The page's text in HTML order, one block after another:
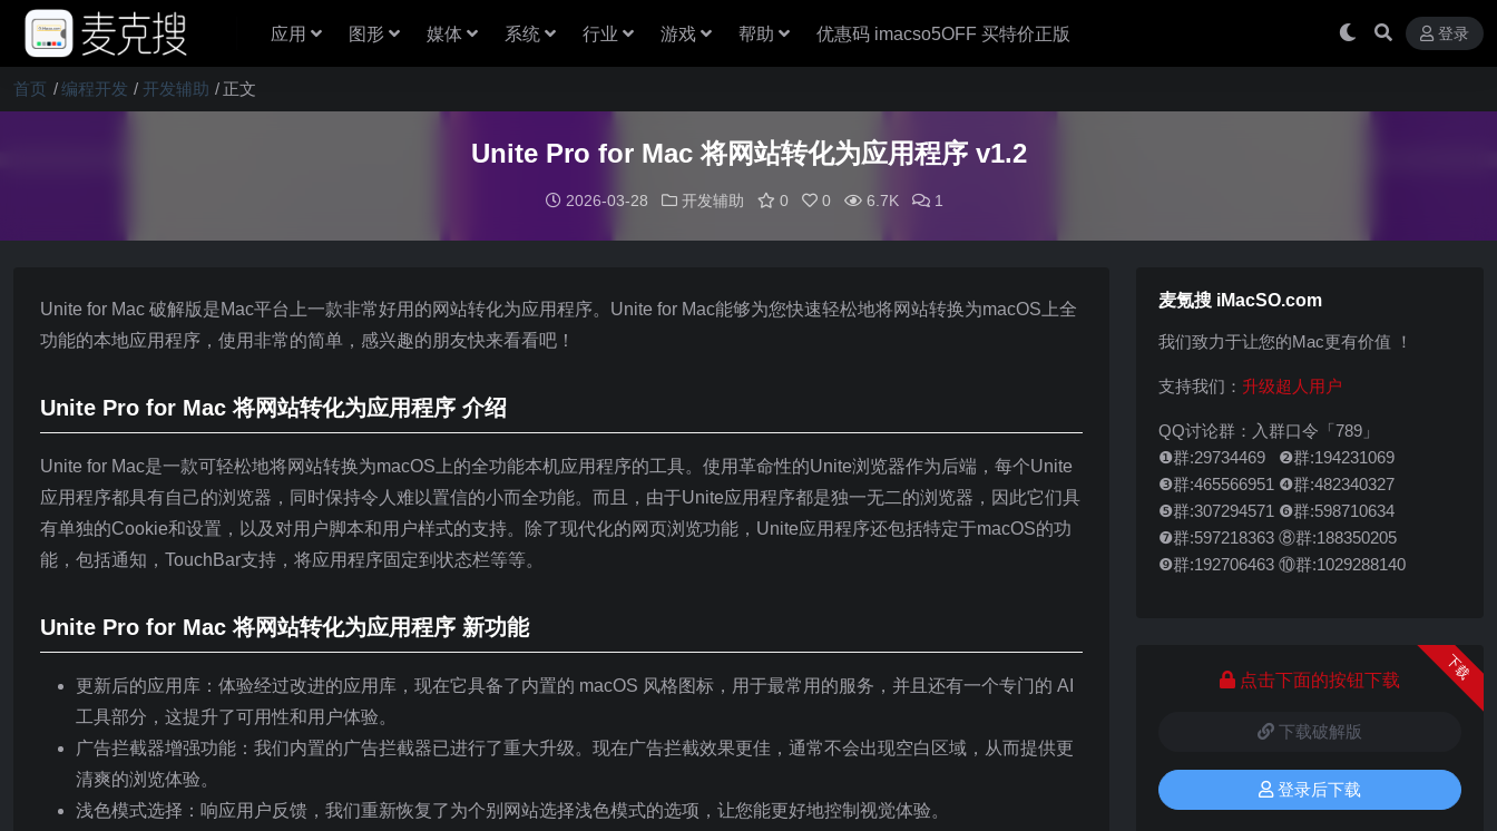
应用 图形 媒体 系统 行业 游戏 帮助 优惠码 imacso5OFF 买特价正版 登录
首页 编程开发 开发辅助 正文
Unite Pro for Mac 将网站转化为应用程序 v1.2
2026-03-28 开发辅助 0 0 6.7K 1
Unite for Mac 破解版是Mac平台上一款非常好用的网站转化为应用程序。Unite for Mac能够为您快速轻松地将网站转换为macOS上全
功能的本地应用程序，使用非常的简单，感兴趣的朋友快来看看吧！
Unite Pro for Mac 将网站转化为应用程序 介绍
Unite for Mac是一款可轻松地将网站转换为macOS上的全功能本机应用程序的工具。使用革命性的Unite浏览器作为后端，每个Unite
应用程序都具有自己的浏览器，同时保持令人难以置信的小而全功能。而且，由于Unite应用程序都是独一无二的浏览器，因此它们具
有单独的Cookie和设置，以及对用户脚本和用户样式的支持。除了现代化的网页浏览功能，Unite应用程序还包括特定于macOS的功
能，包括通知，TouchBar支持，将应用程序固定到状态栏等等。
Unite Pro for Mac 将网站转化为应用程序 新功能
更新后的应用库：体验经过改进的应用库，现在它具备了内置的 macOS 风格图标，用于最常用的服务，并且还有一个专门的 AI
工具部分，这提升了可用性和用户体验。
广告拦截器增强功能：我们内置的广告拦截器已进行了重大升级。现在广告拦截效果更佳，通常不会出现空白区域，从而提供更
清爽的浏览体验。
浅色模式选择：响应用户反馈，我们重新恢复了为个别网站选择浅色模式的选项，让您能更好地控制视觉体验。
麦氪搜 iMacSO.com
我们致力于让您的Mac更有价值 ！
支持我们： 升级超人用户
QQ讨论群：入群口令「789」
❶群:29734469 ❷群:194231069
❸群:465566951 ❹群:482340327
❺群:307294571 ❻群:598710634
❼群:597218363 ⑧群:188350205
❾群:192706463 ⑩群:1029288140
下载
点击下面的按钮下载
下载破解版
登录后下载